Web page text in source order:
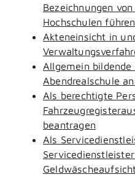
Bezeichnungen
Hochschulen führen
Akteneinsicht in
Allgemein
Abendrealschule
Als berechtigte
beantragen
Als